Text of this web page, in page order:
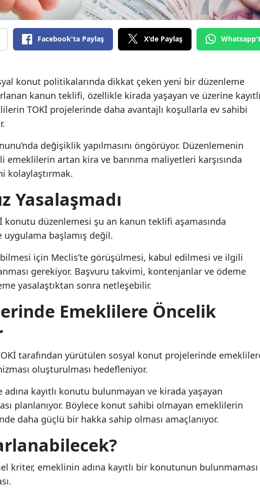
Facebook'ta Paylaş X'de Paylaş
konut politikalarında dikkat çeken yeni bir düzenleme
kanun teklifi, özellikle kirada yaşayan ve üzerine
TOKİ projelerinde daha avantajlı koşullarla ev sahibi
değişiklik yapılmasını öngörüyor. Düzenlemenin
emeklilerin artan kira ve barınma maliyetleri karşısında
kolaylaştırmak.
Yasalaşmadı
konutu düzenlemesi şu an kanun teklifi aşamasında
başlamış değil.
için Meclis’te görüşülmesi, kabul edilmesi ve ilgili
gerekiyor. Başvuru takvimi, kontenjanlar ve ödeme
yasalaştıktan sonra netleşebilir.
Emeklilere Öncelik
tarafından yürütülen sosyal konut projelerinde
oluşturulması hedefleniyor.
kayıtlı konutu bulunmayan ve kirada yaşayan
planlanıyor. Böylece konut sahibi olmayan emeklilerin
daha güçlü bir hakka sahip olması amaçlanıyor.
kriter, emeklinin adına kayıtlı bir konutunun bulunmaması